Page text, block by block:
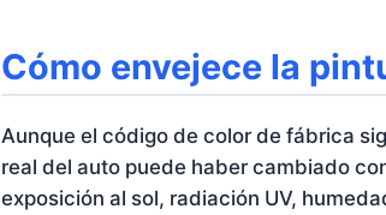
Cómo envejece la
Aunque el código de color de fábrica
real del auto puede haber cambiado
exposición al sol, radiación UV,